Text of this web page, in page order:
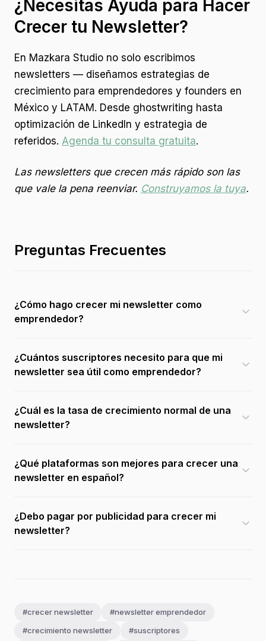
¿Necesitas Ayuda para Hacer
Crecer tu Newsletter?
En Mazkara Studio no solo escribimos
newsletters — diseñamos estrategias de
crecimiento para emprendedores y founders en
México y LATAM. Desde ghostwriting hasta
optimización de LinkedIn y estrategia de
referidos. Agenda tu consulta gratuita.
Las newsletters que crecen más rápido son las
que vale la pena reenviar. Construyamos la tuya.
Preguntas Frecuentes
¿Cómo hago crecer mi newsletter como
emprendedor?
¿Cuántos suscriptores necesito para que mi
newsletter sea útil como emprendedor?
¿Cuál es la tasa de crecimiento normal de una
newsletter?
¿Qué plataformas son mejores para crecer una
newsletter en español?
¿Debo pagar por publicidad para crecer mi
newsletter?
#crecer newsletter
#newsletter emprendedor
#crecimiento newsletter
#suscriptores